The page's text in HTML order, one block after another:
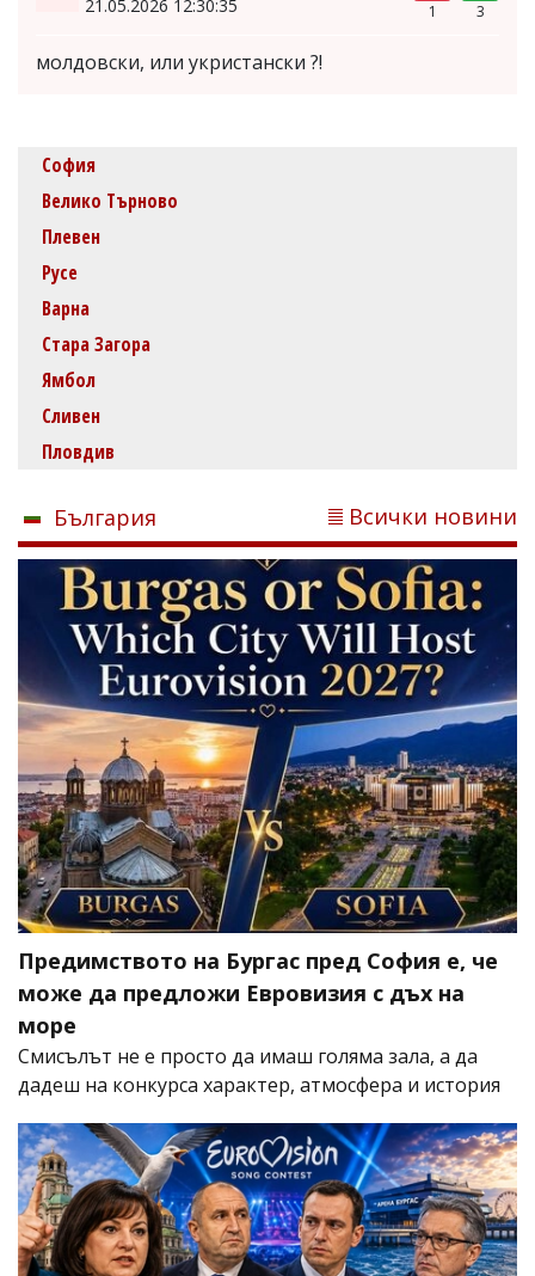
21.05.2026 12:30:35 1 3
молдовски, или укристански ?!
София
Велико Търново
Плевен
Русе
Варна
Стара Загора
Ямбол
Сливен
Пловдив
България Всички новини
Предимството на Бургас пред София е, че
може да предложи Евровизия с дъх на
море
Смисълът не е просто да имаш голяма зала, а да
дадеш на конкурса характер, атмосфера и история